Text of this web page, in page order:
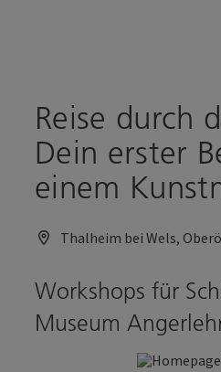
Reise durch
Dein erster
einem
Thalheim bei Wels,
Workshops für
Museum